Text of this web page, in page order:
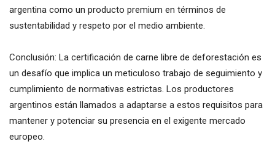
argentina como un producto premium en términos de
sustentabilidad y respeto por el medio ambiente.
Conclusión: La certificación de carne libre de deforestación es
un desafío que implica un meticuloso trabajo de seguimiento y
cumplimiento de normativas estrictas. Los productores
argentinos están llamados a adaptarse a estos requisitos para
mantener y potenciar su presencia en el exigente mercado
europeo.